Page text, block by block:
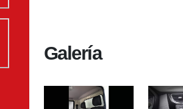
Galería